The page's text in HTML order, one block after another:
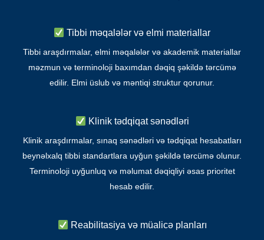
Tibbi məqalələr və elmi materiallar
Tibbi araşdırmalar, elmi məqalələr və akademik materiallar
məzmun və terminoloji baxımdan dəqiq şəkildə tərcümə
edilir. Elmi üslub və məntiqi struktur qorunur.
Klinik tədqiqat sənədləri
Klinik araşdırmalar, sınaq sənədləri və tədqiqat hesabatları
beynəlxalq tibbi standartlara uyğun şəkildə tərcümə olunur.
Terminoloji uyğunluq və məlumat dəqiqliyi əsas prioritet
hesab edilir.
Reabilitasiya və müalicə planları